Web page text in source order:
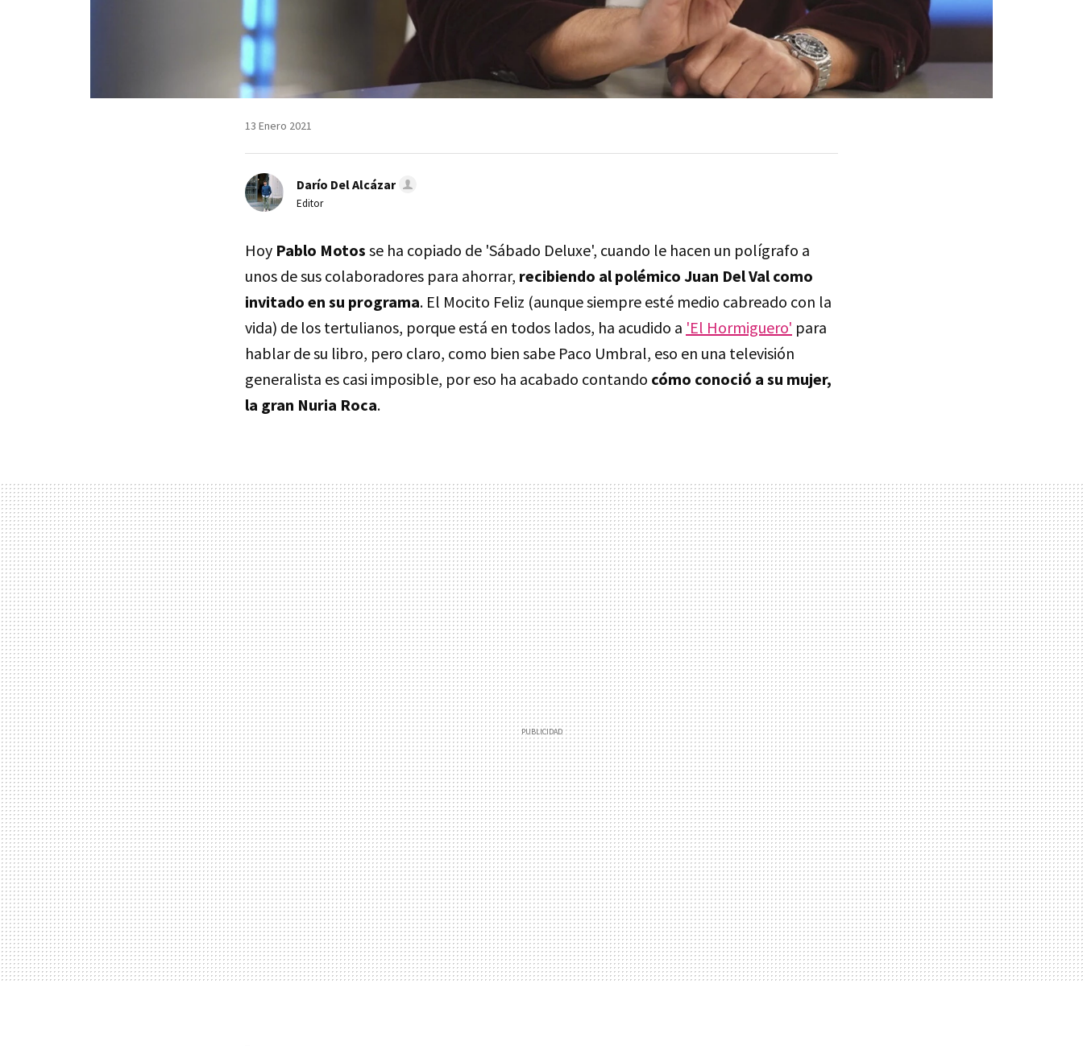
13 Enero 2021
Darío Del Alcázar
Editor
Hoy Pablo Motos se ha copiado de 'Sábado Deluxe', cuando le hacen un polígrafo a
unos de sus colaboradores para ahorrar, recibiendo al polémico Juan Del Val como
invitado en su programa. El Mocito Feliz (aunque siempre esté medio cabreado con la
vida) de los tertulianos, porque está en todos lados, ha acudido a 'El Hormiguero' para
hablar de su libro, pero claro, como bien sabe Paco Umbral, eso en una televisión
generalista es casi imposible, por eso ha acabado contando cómo conoció a su mujer,
la gran Nuria Roca.